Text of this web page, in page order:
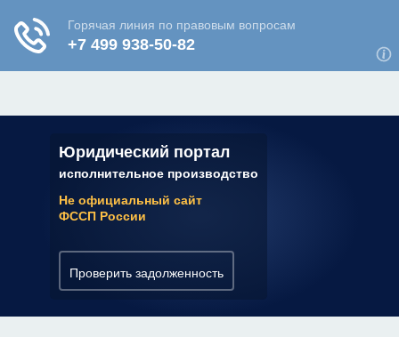
Юридический портал
исполнительное производство
Не официальный сайт
ФССП России
Проверить задолженность
✆ 7 (800) 350-22-64